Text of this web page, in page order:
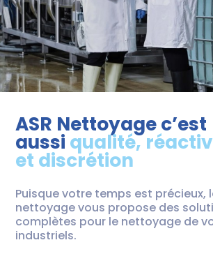
ASR Nettoyage c’est
aussi qualité,
et discrétion
Puisque votre temps est précieux,
nettoyage vous propose des
complètes pour le nettoyage de
industriels.